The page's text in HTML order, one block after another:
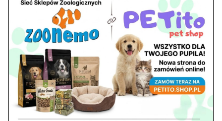
Zobacz również
Ryby akwariowe Legionowo i Nowy Dwór
Mazowiecki – Sklep ZooNemo